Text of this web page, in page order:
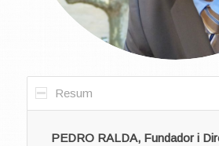
Resum
PEDRO RALDA, Fundador i